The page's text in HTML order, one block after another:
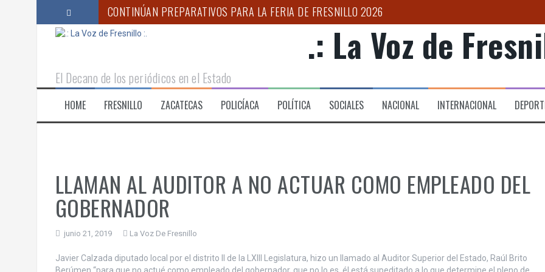
CONTINÚAN PREPARATIVOS PARA LA FERIA DE FRESNILLO 2026
“OPERACIÓN RASTRILLO DEBILITA ESTRUCTURAS CRIMINALES”: ARTURO MEDINA
VERO DÍAZ DESTACA AVANCES EN EDUCACIÓN Y BIENESTAR CON LA CUARTA TRANSFORMACIÓN
PROPONE ANA MARÍA ROMO PERMISOS TEMPORALES PARA GARANTIZAR MOVILIDAD DIGNA EN
MARINA, ANAM Y SSPC ASEGURAN CERCA DE 10 MILLONES DE CIGARROS ILÍCITOS EN MICHOACÁN
.: La Voz de
El Decano de los periódicos en el Estado
HOME FRESNILLO ZACATECAS POLICÍACA POLÍTICA SOCIALES NACIONAL INTERNACIONAL
LLAMAN AL AUDITOR A NO ACTUAR COMO EMPLEADO DEL
GOBERNADOR
junio 21, 2019 La Voz De Fresnillo
Javier Calzada diputado local por el distrito II de la LXIII Legislatura, hizo un llamado al Auditor Superior del Estado, Raúl Brito